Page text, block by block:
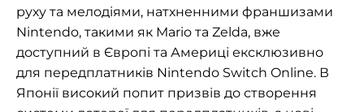
руху та мелодіями, натхненними франшизами
Nintendo, такими як Mario та Zelda, вже
доступний в Європі та Америці ексклюзивно
для передплатників Nintendo Switch Online. В
Японії високий попит призвів до створення